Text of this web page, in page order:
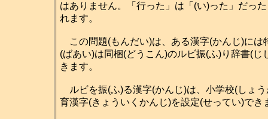
はありません。「行った」は「(い)った」だっ
れます。
この問題(もんだい)は、ある漢字(かんじ)には
(ばあい)は同梱(どうこん)のルビ振(ふ)り辞書(
きます。
ルビを振(ふ)る漢字(かんじ)は、小学校(しょ
育漢字(きょういくかんじ)を設定(せってい)で